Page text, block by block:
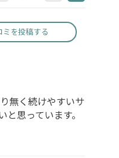
ミを投稿する
無く続けやすいサ
思っています。